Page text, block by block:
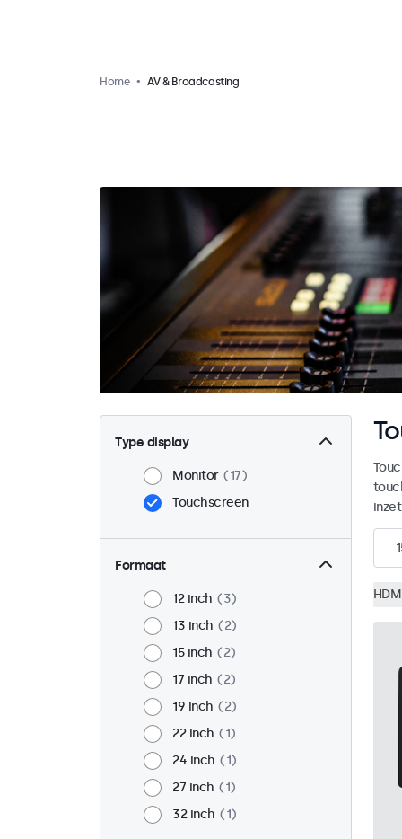
Home AV & Broadcasting
Type display
Monitor
17
Touchscreen
Formaat
12 inch
3
13 inch
2
15 inch
2
17 inch
2
19 inch
2
22 inch
1
24 inch
1
27 inch
1
32 inch
1